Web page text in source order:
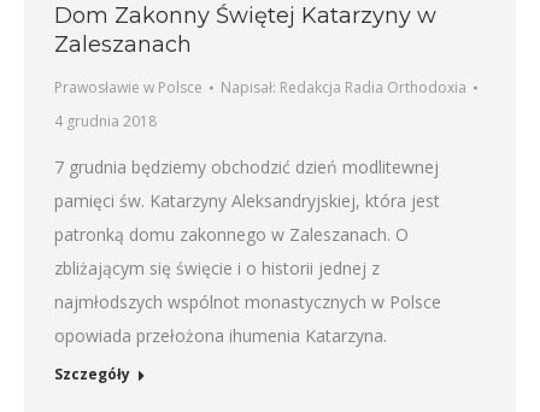
Dom Zakonny Świętej Katarzyny w
Zaleszanach
Prawosławie w Polsce Napisał: Redakcja Radia Orthodoxia
4 grudnia 2018
7 grudnia będziemy obchodzić dzień modlitewnej
pamięci św. Katarzyny Aleksandryjskiej, która jest
patronką domu zakonnego w Zaleszanach. O
zbliżającym się święcie i o historii jednej z
najmłodszych wspólnot monastycznych w Polsce
opowiada przełożona ihumenia Katarzyna.
Szczegóły